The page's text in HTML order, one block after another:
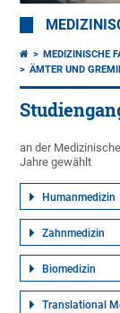
MEDIZINISCHE
ÄMTER UND
an der
Jahre gewählt
Humanmedizin
Zahnmedizin
Biomedizin
Translational